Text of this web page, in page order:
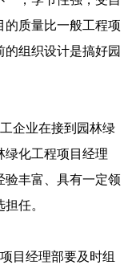
的质量比一般工程项
的组织设计是搞好园
企业在接到园林绿
绿化工程项目经理
验丰富、具有一定领
任。
目经理部要及时组